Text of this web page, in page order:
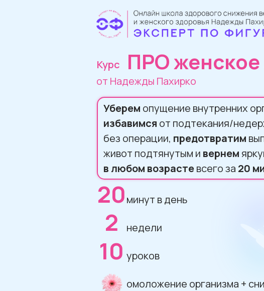
Курс
20
недели
уроков
омоложение организма +
минут в день
2
10
ПРО женское
от Надежды Пахирко
Уберем опущение внутренних
избавимся от подтекания/
без операции, предотвратим
живот подтянутым и вернем
в любом возрастевсего за 20